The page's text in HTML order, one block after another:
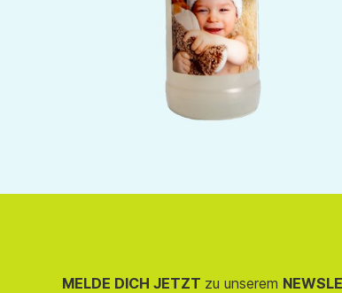
MELDE DICH JETZT zu unserem